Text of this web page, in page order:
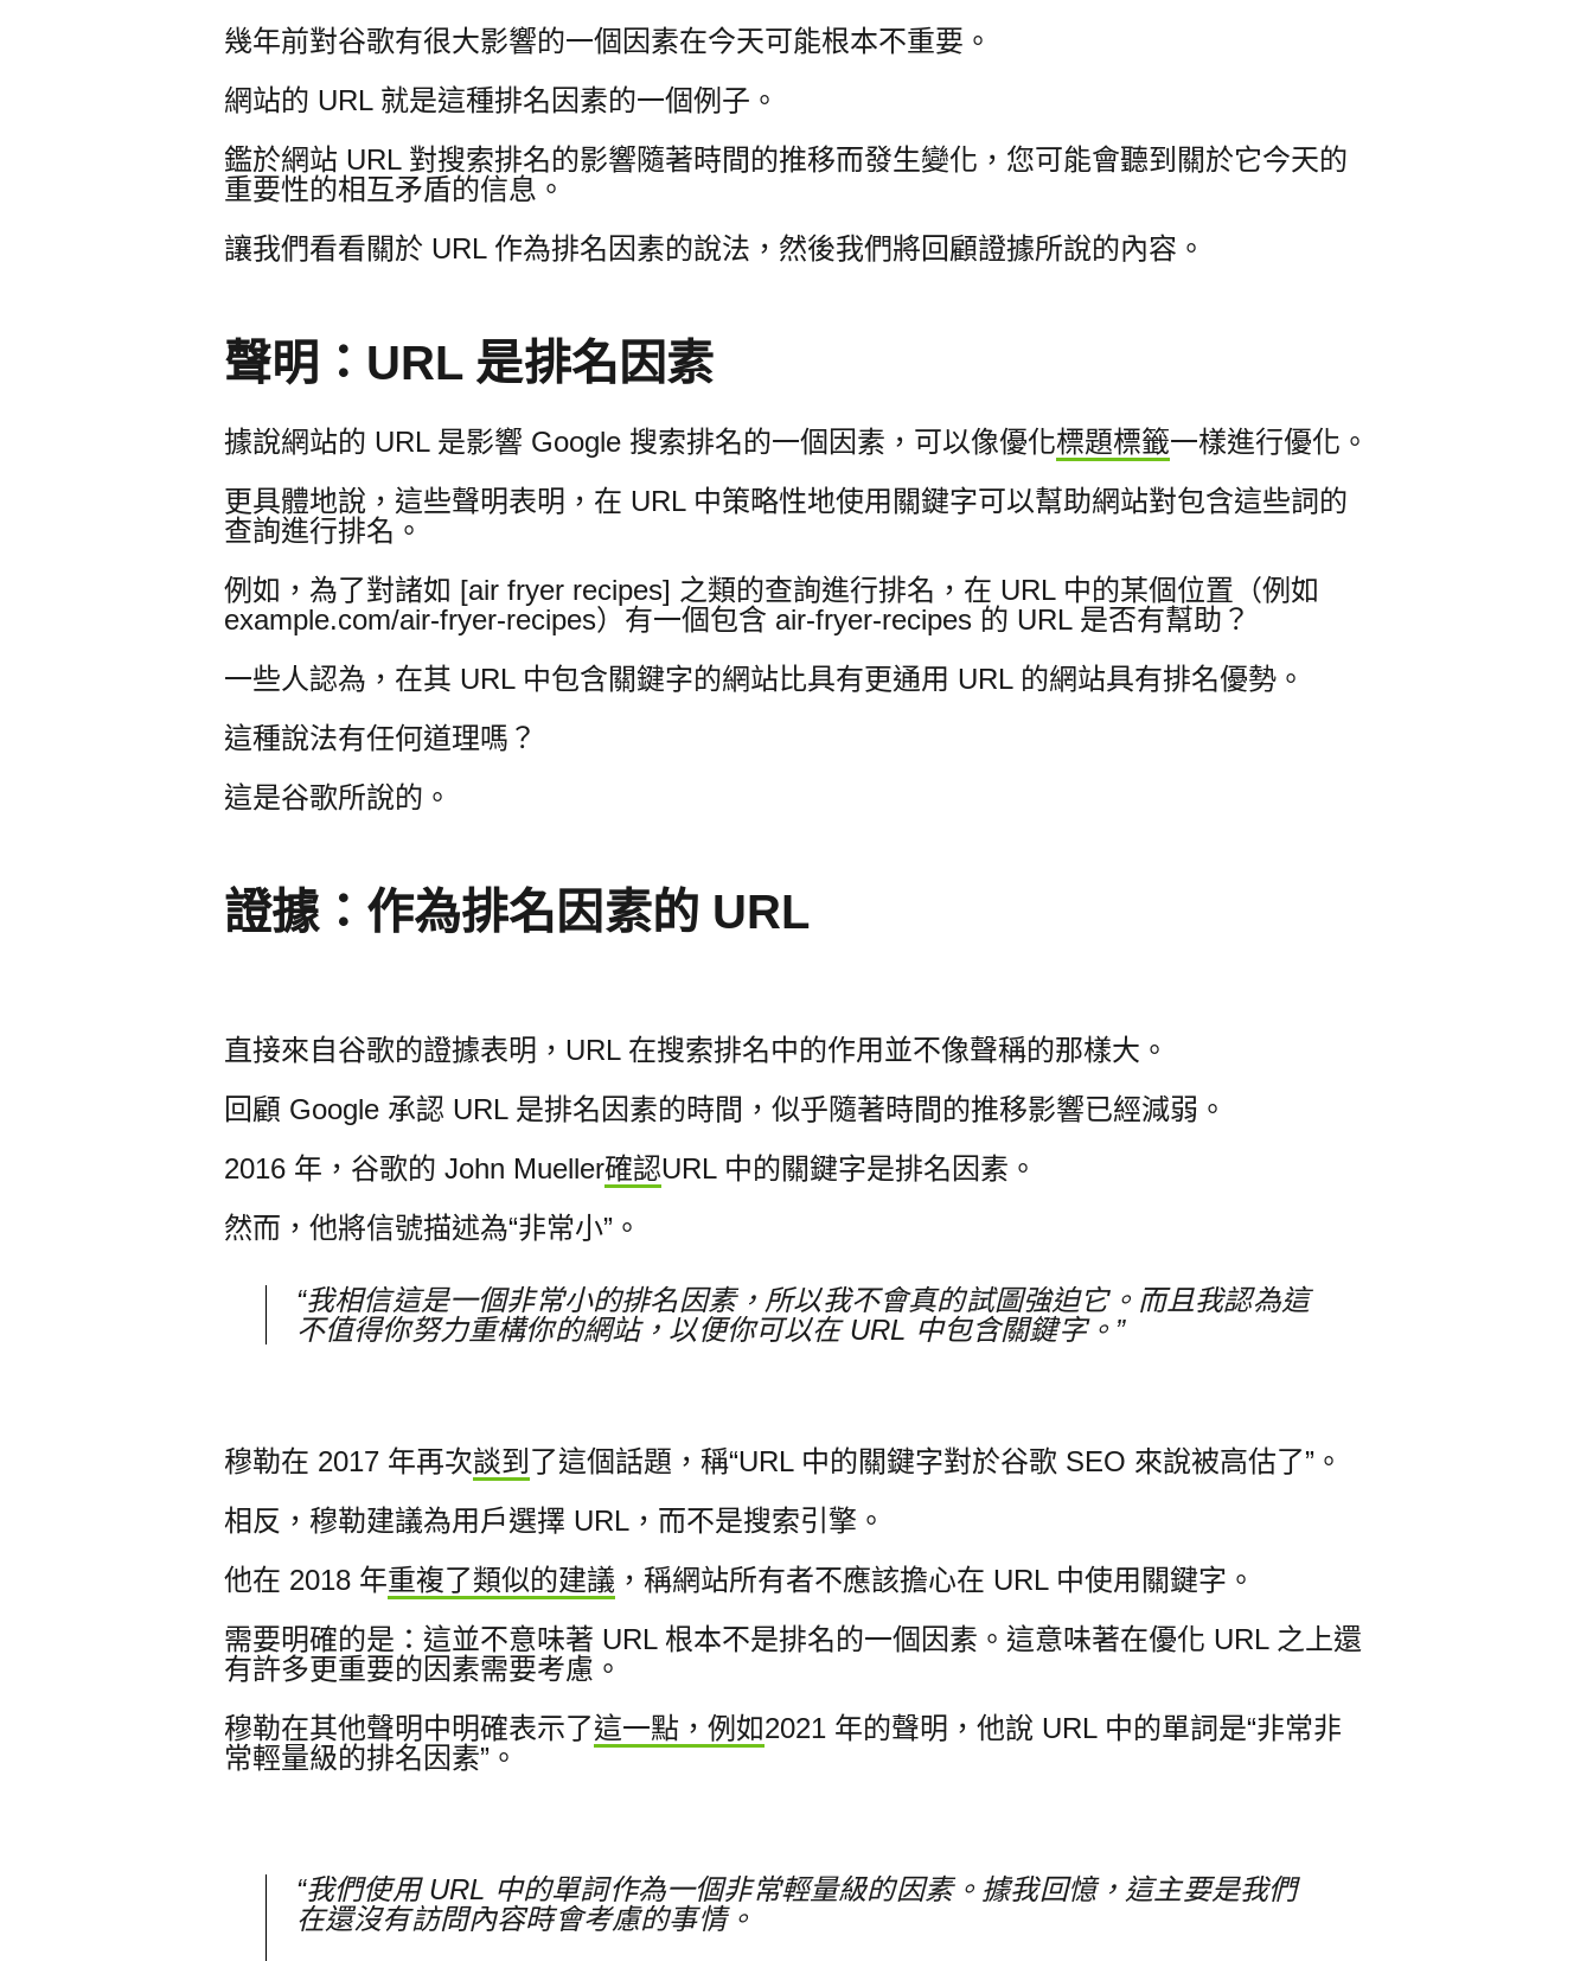
幾年前對谷歌有很大影響的一個因素在今天可能根本不重要。
網站的 URL 就是這種排名因素的一個例子。
鑑於網站 URL 對搜索排名的影響隨著時間的推移而發生變化，您可能會聽到關於它今天的
重要性的相互矛盾的信息。
讓我們看看關於 URL 作為排名因素的說法，然後我們將回顧證據所說的內容。
聲明：URL 是排名因素
據說網站的 URL 是影響 Google 搜索排名的一個因素，可以像優化標題標籤一樣進行優化。
更具體地說，這些聲明表明，在 URL 中策略性地使用關鍵字可以幫助網站對包含這些詞的
查詢進行排名。
例如，為了對諸如 [air fryer recipes] 之類的查詢進行排名，在 URL 中的某個位置（例如
example.com/air-fryer-recipes）有一個包含 air-fryer-recipes 的 URL 是否有幫助？
一些人認為，在其 URL 中包含關鍵字的網站比具有更通用 URL 的網站具有排名優勢。
這種說法有任何道理嗎？
這是谷歌所說的。
證據：作為排名因素的 URL
直接來自谷歌的證據表明，URL 在搜索排名中的作用並不像聲稱的那樣大。
回顧 Google 承認 URL 是排名因素的時間，似乎隨著時間的推移影響已經減弱。
2016 年，谷歌的 John Mueller確認URL 中的關鍵字是排名因素。
然而，他將信號描述為“非常小”。
“我相信這是一個非常小的排名因素，所以我不會真的試圖強迫它。 而且我認為這
不值得你努力重構你的網站，以便你可以在 URL 中包含關鍵字。”
穆勒在 2017 年再次談到 了這個話題，稱“URL 中的關鍵字對於谷歌 SEO 來說被高估了”。
相反，穆勒建議為用戶選擇 URL，而不是搜索引擎。
他在 2018 年重複了類似的建議 ，稱網站所有者不應該擔心在 URL 中使用關鍵字。
需要明確的是：這並不意味著 URL 根本不是排名的一個因素。 這意味著在優化 URL 之上還
有許多更重要的因素需要考慮。
穆勒在其他聲明中明確表示了這一點，例如2021 年的聲明，他說 URL 中的單詞是“非常非
常輕量級的排名因素”。
“我們使用 URL 中的單詞作為一個非常輕量級的因素。 據我回憶，這主要是我們
在還沒有訪問內容時會考慮的事情。